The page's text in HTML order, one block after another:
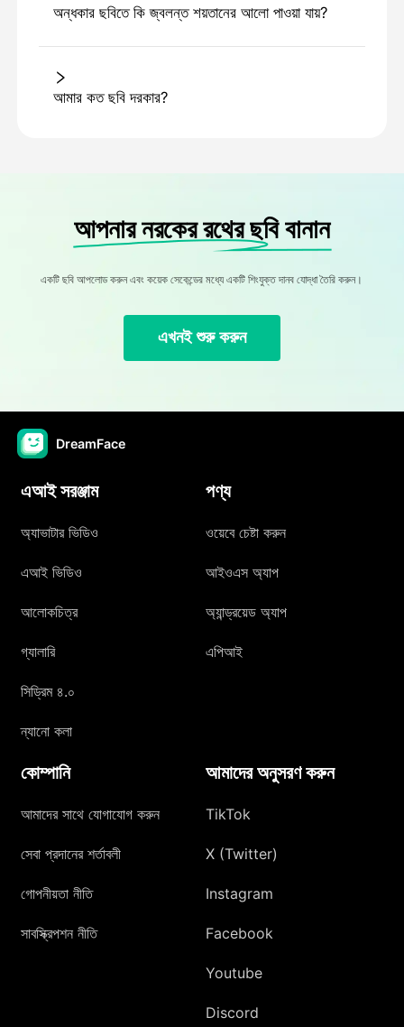
অন্ধকার ছবিতে কি জ্বলন্ত শয়তানের আলো পাওয়া যায়?
আমার কত ছবি দরকার?
আপনার নরকের রথের ছবি বানান
একটি ছবি আপলোড করুন এবং কয়েক সেকেন্ডের মধ্যে একটি শিংযুক্ত দানব যোদ্ধা তৈরি করুন।
এখনই শুরু করুন
DreamFace
এআই সরঞ্জাম
অ্যাভাটার ভিডিও
এআই ভিডিও
আলোকচিত্র
গ্যালারি
সিড্রিম ৪.০
ন্যানো কলা
পণ্য
ওয়েবে চেষ্টা করুন
আইওএস অ্যাপ
অ্যান্ড্রয়েড অ্যাপ
এপিআই
কোম্পানি
আমাদের সাথে যোগাযোগ করুন
সেবা প্রদানের শর্তাবলী
গোপনীয়তা নীতি
সাবস্ক্রিপশন নীতি
আমাদের অনুসরণ করুন
TikTok
X (Twitter)
Instagram
Facebook
Youtube
Discord